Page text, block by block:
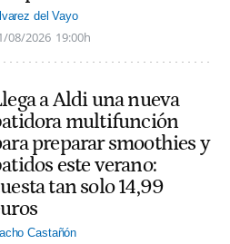
del Vayo
08/2026 19:00h
a Aldi una nueva
multifunción
preparar smoothies y
este verano:
tan solo 14,99
Castañón